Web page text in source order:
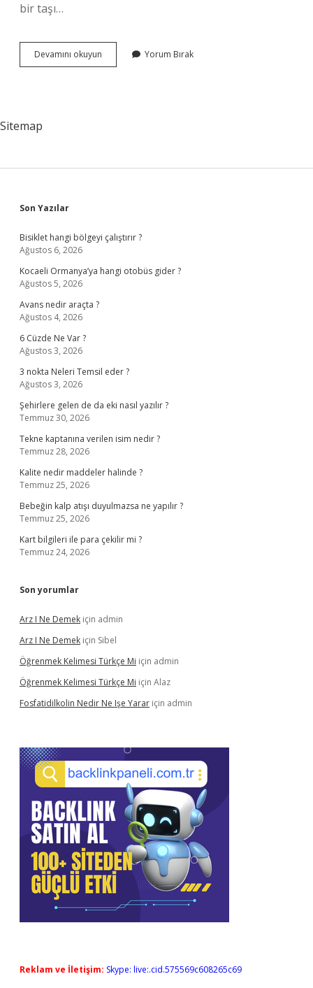
bir taşı…
Devamını okuyun
Düz
Yorum Bırak
Sitemap
Sidebar
Son Yazılar
Bisiklet hangi bölgeyi çalıştırır ?
Ağustos 6, 2026
Kocaeli Ormanya’ya hangi otobüs gider ?
Ağustos 5, 2026
Avans nedir araçta ?
Ağustos 4, 2026
6 Cüzde Ne Var ?
Ağustos 3, 2026
3 nokta Neleri Temsil eder ?
Ağustos 3, 2026
Şehirlere gelen de da eki nasıl yazılır ?
Temmuz 30, 2026
Tekne kaptanına verilen isim nedir ?
Temmuz 28, 2026
Kalite nedir maddeler halinde ?
Temmuz 25, 2026
Bebeğin kalp atışı duyulmazsa ne yapılır ?
Temmuz 25, 2026
Kart bilgileri ile para çekilir mi ?
Temmuz 24, 2026
Son yorumlar
Arz I Ne Demek için admin
Arz I Ne Demek için Sibel
Öğrenmek Kelimesi Türkçe Mi için admin
Öğrenmek Kelimesi Türkçe Mi için Alaz
Fosfatidilkolin Nedir Ne Işe Yarar için admin
Reklam ve İletişim: Skype: live:.cid.575569c608265c69